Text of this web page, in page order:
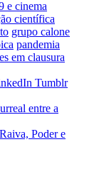
e cinema
científica
grupo calone
pandemia
em clausura
Tumblr
entre a
Poder e